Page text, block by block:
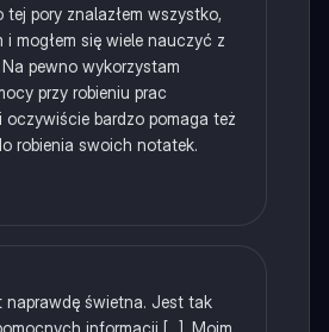
tej pory znalazłem wszystko,
i mogłem się wiele nauczyć z
pewno wykorzystam
przy robieniu prac
oczywiście bardzo pomaga też
robienia swoich notatek.
naprawdę świetna. Jest tak